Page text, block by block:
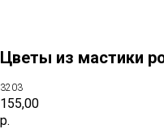
Цветы из мастики
3203
155,00
р.